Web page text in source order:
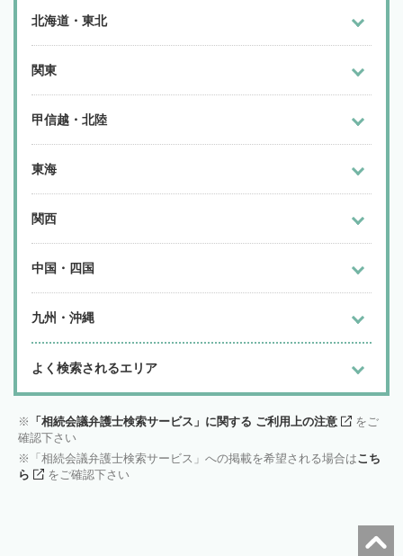
北海道・東北
関東
甲信越・北陸
東海
関西
中国・四国
九州・沖縄
よく検索されるエリア
「相続会議弁護士検索サービス」に関する ご利用上の注意
をご
確認下さい
「相続会議弁護士検索サービス」への掲載を希望される場合はこち
ら
をご確認下さい